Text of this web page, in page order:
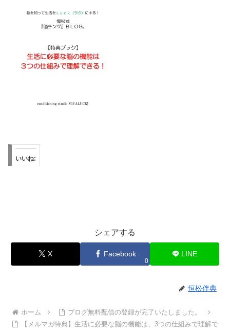
いいね:
シェアする
X Facebook
0
LINE
恒松伴典
ホーム
ブログ無料配信の登録が完了いたしました。
【メルマガ特典】生活に必要な脳の機能は、3つの仕組みで理解で